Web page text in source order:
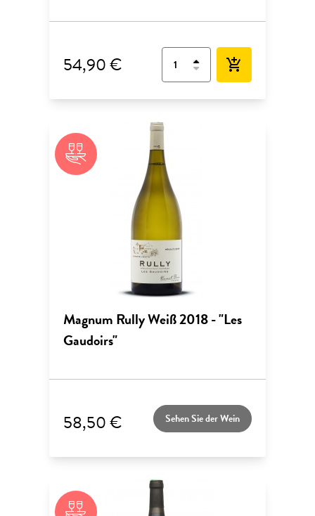
54,90 € add_shopping_cart
Magnum Rully Weiß 2018 - "Les
Gaudoirs"
58,50 € Sehen Sie der Wein